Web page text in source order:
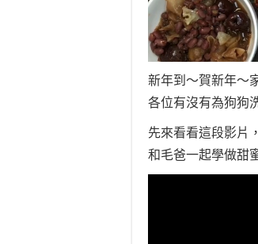
新年到～賀新年～
各位有沒有為狗狗
先來看看這段影片，
和毛爸一起學做甜